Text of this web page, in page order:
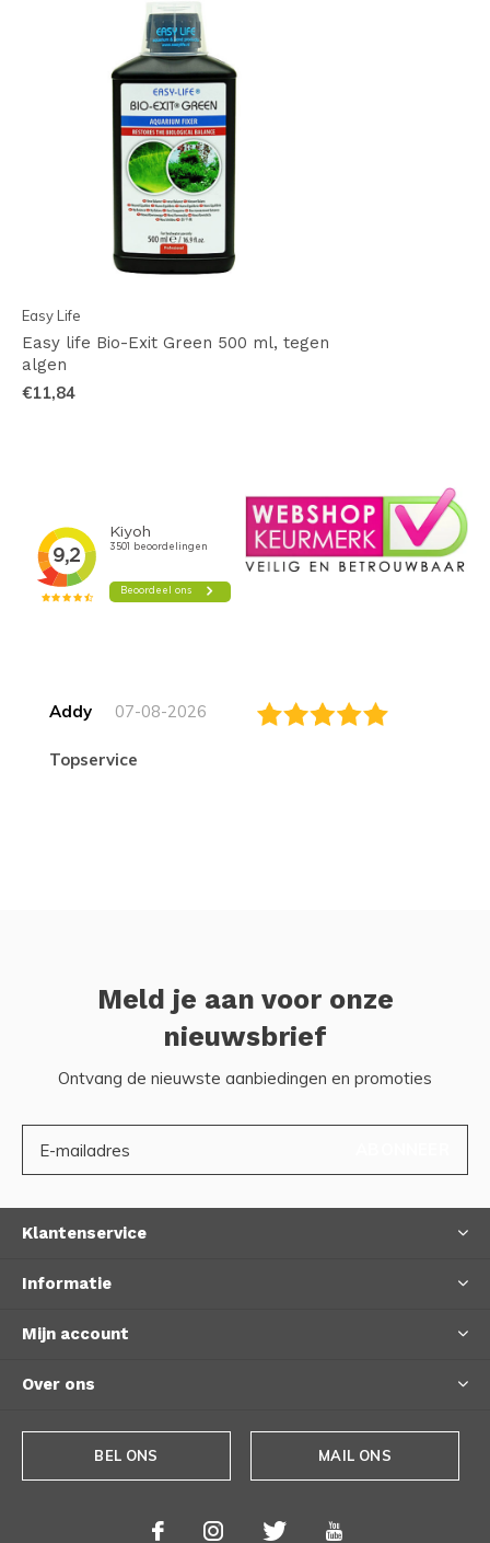
Easy Life
Easy life Bio-Exit Green 500 ml, tegen
algen
€11,84
Addy 07-08-2026
topservice
Meld je aan voor onze
nieuwsbrief
Ontvang de nieuwste aanbiedingen en promoties
Klantenservice
Informatie
Mijn account
Over ons
BEL ONS MAIL ONS